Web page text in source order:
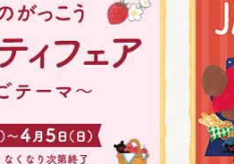
キーズ！
こう しょくいんしつ